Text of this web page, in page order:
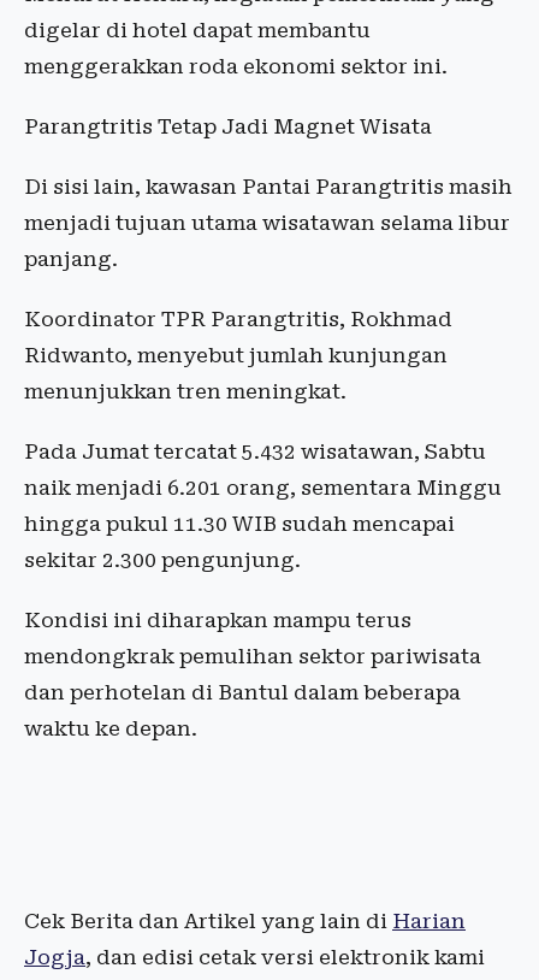
digelar di hotel dapat membantu
menggerakkan roda ekonomi sektor ini.
Parangtritis Tetap Jadi Magnet Wisata
Di sisi lain, kawasan Pantai Parangtritis masih
menjadi tujuan utama wisatawan selama libur
panjang.
Koordinator TPR Parangtritis, Rokhmad
Ridwanto, menyebut jumlah kunjungan
menunjukkan tren meningkat.
Pada Jumat tercatat 5.432 wisatawan, Sabtu
naik menjadi 6.201 orang, sementara Minggu
hingga pukul 11.30 WIB sudah mencapai
sekitar 2.300 pengunjung.
Kondisi ini diharapkan mampu terus
mendongkrak pemulihan sektor pariwisata
dan perhotelan di Bantul dalam beberapa
waktu ke depan.
Cek Berita dan Artikel yang lain di Harian
Jogja, dan edisi cetak versi elektronik kami